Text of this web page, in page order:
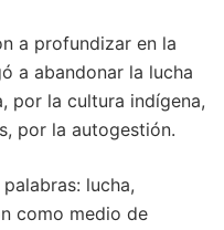
a profundizar en la
a abandonar la lucha
por la cultura indígena,
por la autogestión.
lucha,
como medio de